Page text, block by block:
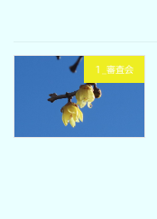
1_審査会